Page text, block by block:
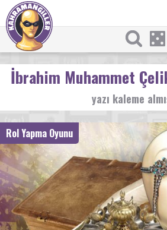
İbrahim Muhammet
yazı kaleme
Rol Yapma Oyunu